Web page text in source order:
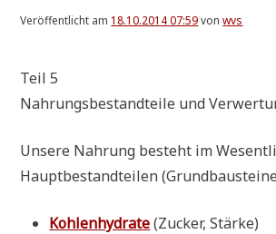
Veröffentlicht am 18.10.2014 07:59vonwvs
Teil 5
Nah­rungs­be­stand­teile und
Unse­re Nah­rung besteht im
Haupt­be­stand­tei­len
Koh­len­hy­dra­te(Zucker, Stärke)